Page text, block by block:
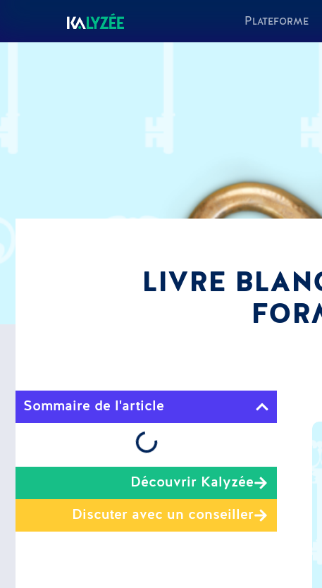
Plateforme
LIVRE
Sommaire de l'article
Découvrir Kalyzée
Discuter avec un conseiller